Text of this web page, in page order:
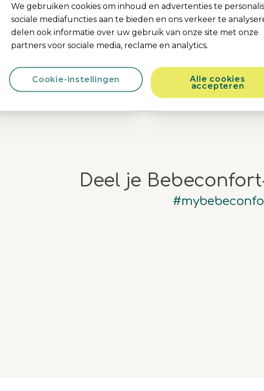
0.0 (0)
Comfortabel onderweg |Dagelijks
gemak|Compact en lichtgewicht|i-
Kleur Authentic Spiderman
0.0 (0)
i-Size-compatibele veiligheid
Dagelijks gemak
lichtgewicht|Comfortabel
Kleur Authentic
Deel je
We gebruiken cookies om inhoud en advertenties te
sociale mediafuncties aan te bieden en ons verkeer te
delen ook informatie over uw gebruik van onze site met onze
partners voor sociale media, reclame en analytics.
Alle cookies
accepteren
Cookie-instellingen